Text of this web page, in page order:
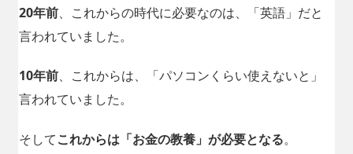
20年前、これからの時代に必要なのは、「英語」だと
言われていました。
10年前、これからは、「パソコンくらい使えないと」
言われていました。
そしてこれからは「お金の教養」が必要となる。